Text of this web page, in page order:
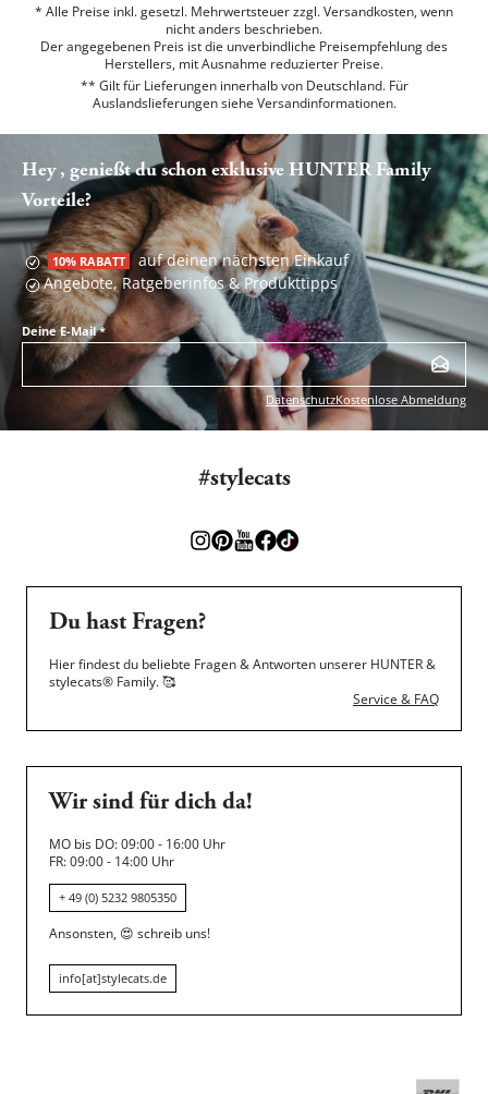
* Alle Preise inkl. gesetzl. Mehrwertsteuer zzgl. Versandkosten, wenn
nicht anders beschrieben.
Der angegebenen Preis ist die unverbindliche Preisempfehlung des
Herstellers, mit Ausnahme reduzierter Preise.
** Gilt für Lieferungen innerhalb von Deutschland. Für
Auslandslieferungen siehe Versandinformationen.
Hey , genießt du schon exklusive HUNTER Family
Vorteile?
10% RABATT auf deinen nächsten Einkauf
Angebote, Ratgeberinfos & Produkttipps
Deine E-Mail*
DatenschutzKostenlose Abmeldung
#stylecats
Du hast Fragen?
Hier findest du beliebte Fragen & Antworten unserer HUNTER &
stylecats® Family.🥰
Service & FAQ
Wir sind für dich da!
MO bis DO: 09:00 - 16:00 Uhr
FR: 09:00 - 14:00 Uhr
+ 49 (0) 5232 9805350
Ansonsten, 😍 schreib uns!
info[at]stylecats.de